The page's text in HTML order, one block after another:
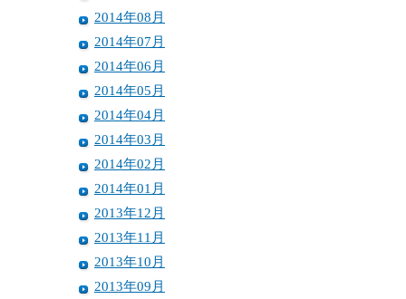
2014年08月
2014年07月
2014年06月
2014年05月
2014年04月
2014年03月
2014年02月
2014年01月
2013年12月
2013年11月
2013年10月
2013年09月